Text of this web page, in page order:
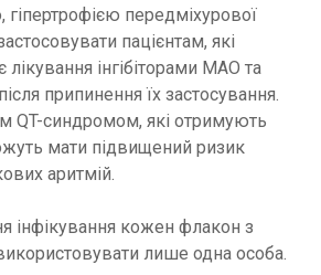
передміхурової
пацієнтам, які
інгібіторами МАО та
припинення їх застосування.
QT-синдромом, які отримують
мати підвищений ризик
аритмій.
інфікування кожен флакон з
лише одна особа.